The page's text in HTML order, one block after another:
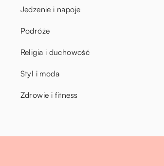
Jedzenie i napoje
Podróże
Religia i duchowość
Styl i moda
Zdrowie i fitness